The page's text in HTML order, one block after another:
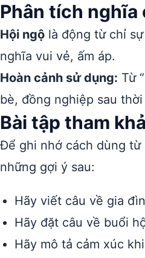
Phân tích nghĩa
Hội ngộ là động từ chỉ
nghĩa vui vẻ, ấm áp.
Hoàn cảnh sử dụng: Từ
bè, đồng nghiệp sau
Bài tập tham
Để ghi nhớ cách dùng từ
những gợi ý sau:
Hãy viết câu về gia
Hãy đặt câu về buổi
Hãy mô tả cảm xúc